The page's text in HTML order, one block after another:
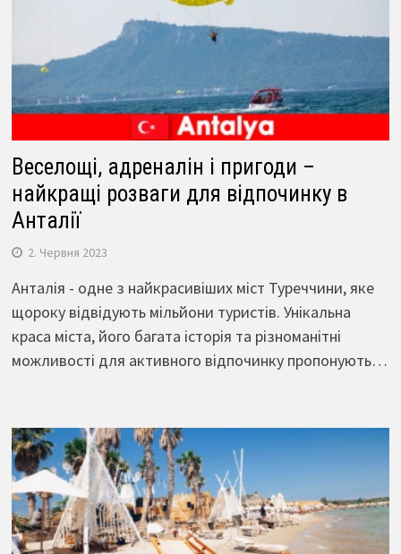
Веселощі, адреналін і пригоди –
найкращі розваги для відпочинку в
Анталії
2. Червня 2023
Анталія - одне з найкрасивіших міст Туреччини, яке
щороку відвідують мільйони туристів. Унікальна
краса міста, його багата історія та різноманітні
можливості для активного відпочинку пропонують…